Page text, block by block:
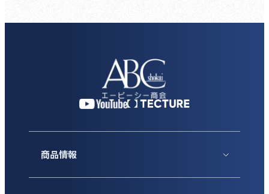
商品情報